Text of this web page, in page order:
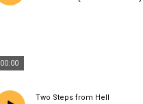
00:00
Two Steps from Hell